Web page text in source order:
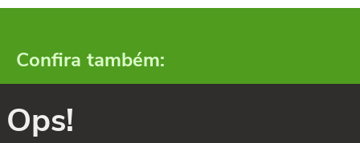
Confira também:
Ops!